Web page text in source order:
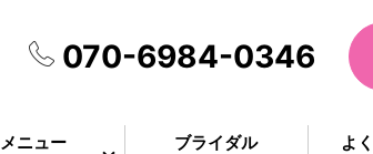
070-6984-0346
メニュー ブライダル よ